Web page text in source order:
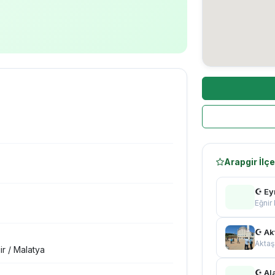
/ Malatya
Arapgir
☪
Eğnir
☪
☪